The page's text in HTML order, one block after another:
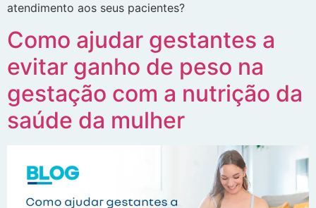
atendimento aos seus pacientes?
Como ajudar gestantes a
evitar ganho de peso na
gestação com a nutrição da
saúde da mulher